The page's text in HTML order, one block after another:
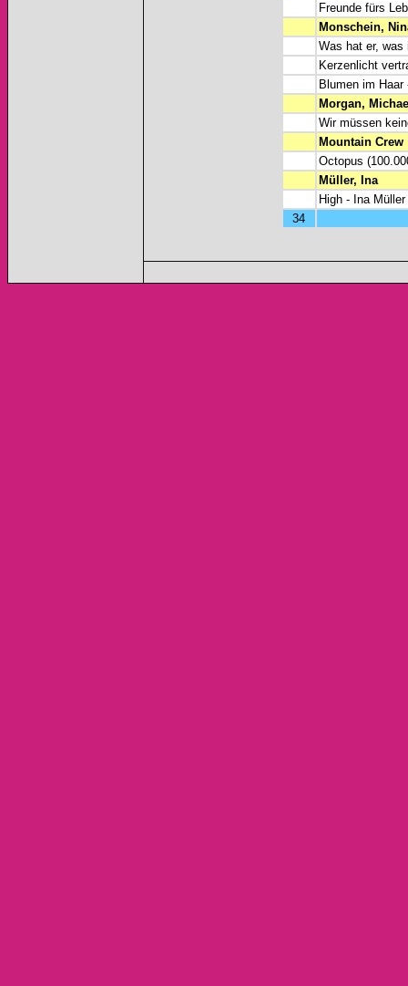
Freunde fürs
Monschein,
Was hat er, was
Kerzenlicht
Blumen im
Morgan,
Wir müssen
Mountain Crew
Octopus
Müller, Ina
High - Ina Müller
34